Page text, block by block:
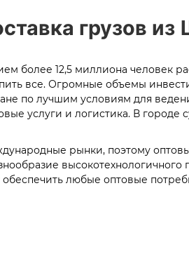
грузов
более 12,5 миллиона человек
все. Огромные объемы
по лучшим условиям для
услуги и логистика. В городе
рынки, поэтому
любые оптовые